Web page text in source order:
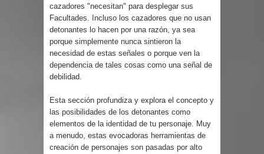
cazadores "necesitan" para desplegar sus
Facultades. Incluso los cazadores que no usan
detonantes lo hacen por una razón, ya sea
porque simplemente nunca sintieron la
necesidad de estas señales o porque ven la
dependencia de tales cosas como una señal de
debilidad.
Esta sección profundiza y explora el concepto y
las posibilidades de los detonantes como
elementos de la identidad de tu personaje. Muy
a menudo, estas evocadoras herramientas de
creación de personajes son pasadas por alto